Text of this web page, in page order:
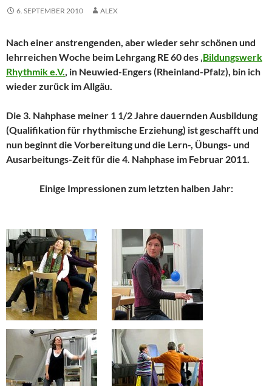
6. SEPTEMBER 2010 ALEX
Nach einer anstrengenden, aber wieder sehr schönen und
lehrreichen Woche beim Lehrgang RE 60 des ‚Bildungswerk
Rhythmik e.V.‚ in Neuwied-Engers (Rheinland-Pfalz), bin ich
wieder zurück im Allgäu.
Die 3. Nahphase meiner 1 1/2 Jahre dauernden Ausbildung
(Qualifikation für rhythmische Erziehung) ist geschafft und
nun beginnt die Vorbereitung und die Lern-, Übungs- und
Ausarbeitungs-Zeit für die 4. Nahphase im Februar 2011.
Einige Impressionen zum letzten halben Jahr: